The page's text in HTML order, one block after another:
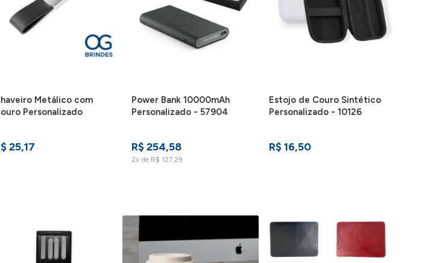
Metálico com
Personalizado
25,17
Power Bank 10000mAh
Personalizado - 57904
R$ 254,58
2x de R$ 127,29
Estojo de Couro Sintético
Personalizado - 10126
R$ 16,50